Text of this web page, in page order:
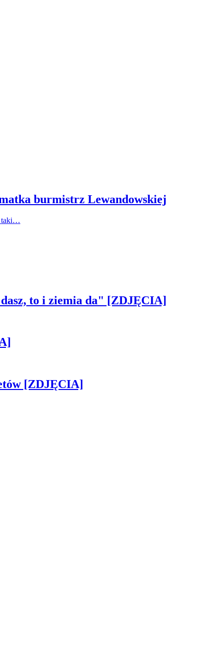
burmistrz Lewandowskiej
taki…
to i ziemia da" [ZDJĘCIA]
[ZDJĘCIA]